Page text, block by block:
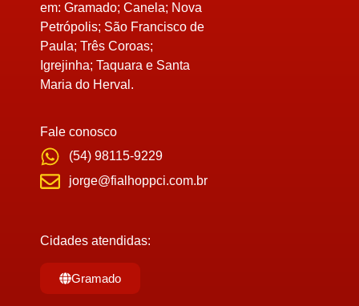
em: Gramado; Canela; Nova
Petrópolis; São Francisco de
Paula; Três Coroas;
Igrejinha; Taquara e Santa
Maria do Herval.
Fale conosco
(54) 98115-9229
jorge@fialhoppci.com.br
Cidades atendidas:
Gramado